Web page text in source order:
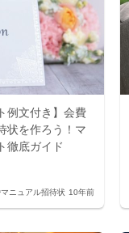
例文付き】会費
状を作ろう！マ
徹底ガイド
ニュアル招待状 10年前